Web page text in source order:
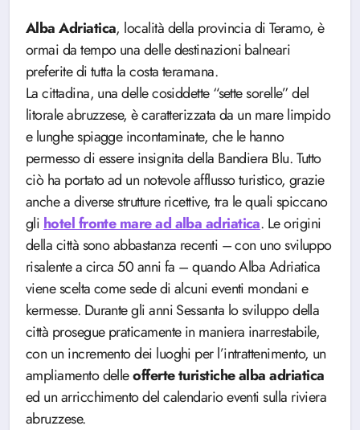
Alba Adriatica, località della provincia di Teramo, è
ormai da tempo una delle destinazioni balneari
preferite di tutta la costa teramana.
La cittadina, una delle cosiddette “sette sorelle” del
litorale abruzzese, è caratterizzata da un mare limpido
e lunghe spiagge incontaminate, che le hanno
permesso di essere insignita della Bandiera Blu. Tutto
ciò ha portato ad un notevole afflusso turistico, grazie
anche a diverse strutture ricettive, tra le quali spiccano
gli hotel fronte mare ad alba adriatica. Le origini
della città sono abbastanza recenti – con uno sviluppo
risalente a circa 50 anni fa – quando Alba Adriatica
viene scelta come sede di alcuni eventi mondani e
kermesse. Durante gli anni Sessanta lo sviluppo della
città prosegue praticamente in maniera inarrestabile,
con un incremento dei luoghi per l’intrattenimento, un
ampliamento delleofferte turistiche alba adriatica
ed un arricchimento del calendario eventi sulla riviera
abruzzese.